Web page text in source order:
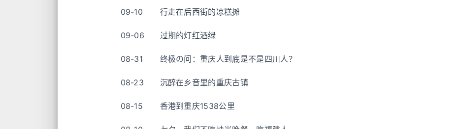
09-10 行走在后西街的凉糕摊
09-06 过期的灯红酒绿
08-31 终极の问：重庆人到底是不是四川人？
08-23 沉醉在乡音里的重庆古镇
08-15 香港到重庆1538公里